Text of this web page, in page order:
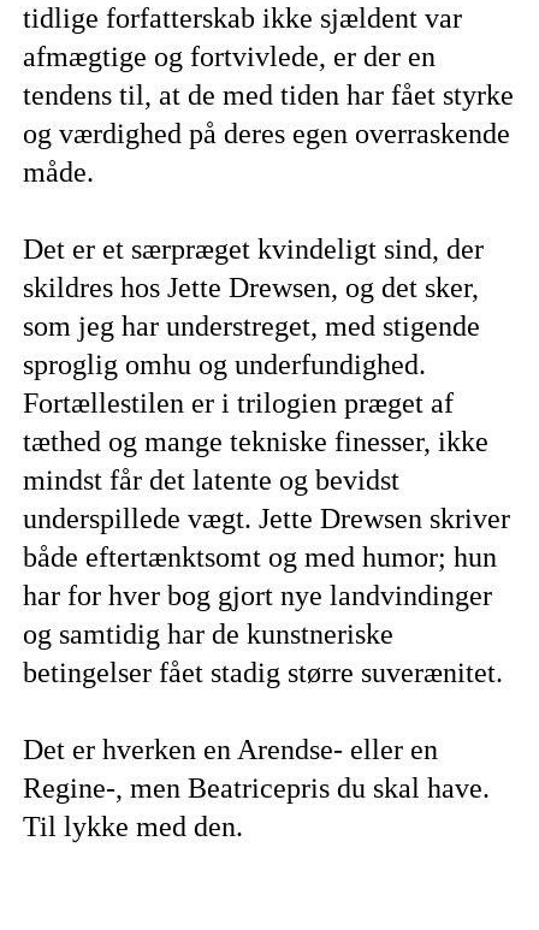
tidlige forfatterskab ikke sjældent var
afmægtige og fortvivlede, er der en
tendens til, at de med tiden har fået styrke
og værdighed på deres egen overraskende
måde.
Det er et særpræget kvindeligt sind, der
skildres hos Jette Drewsen, og det sker,
som jeg har understreget, med stigende
sproglig omhu og underfundighed.
Fortællestilen er i trilogien præget af
tæthed og mange tekniske finesser, ikke
mindst får det latente og bevidst
underspillede vægt. Jette Drewsen skriver
både eftertænktsomt og med humor; hun
har for hver bog gjort nye landvindinger
og samtidig har de kunstneriske
betingelser fået stadig større suverænitet.
Det er hverken en Arendse- eller en
Regine-, men Beatricepris du skal have.
Til lykke med den.